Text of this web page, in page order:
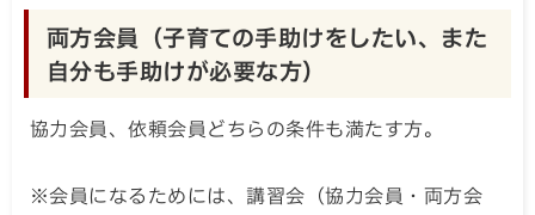
両方会員（子育ての手助けをしたい、また
自分も手助けが必要な方）
協力会員、依頼会員どちらの条件も満たす方。
※会員になるためには、講習会（協力会員・両方会